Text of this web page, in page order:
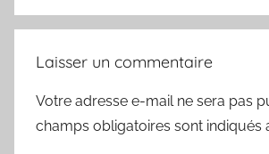
Laisser un commentaire
Votre adresse e-mail ne sera pas
champs obligatoires sont indiqués